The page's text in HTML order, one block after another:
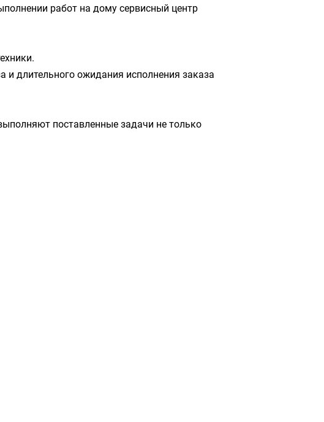
работ на дому сервисный центр
и длительного ожидания исполнения заказа
поставленные задачи не только